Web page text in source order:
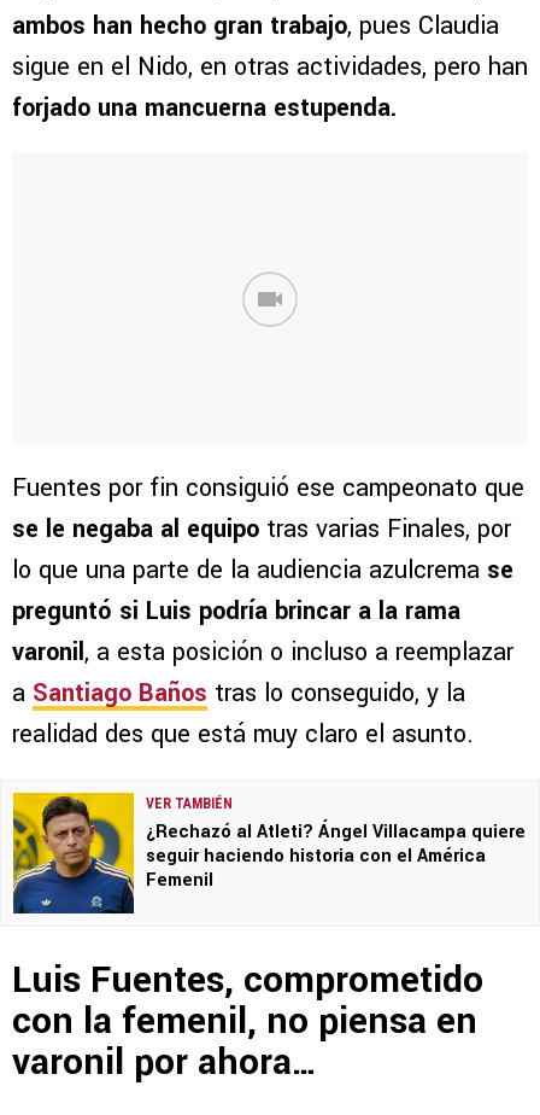
ambos han hecho gran trabajo, pues Claudia
sigue en el Nido, en otras actividades, pero han
forjado una mancuerna estupenda.
Fuentes por fin consiguió ese campeonato que
se le negaba al equipo tras varias Finales, por
lo que una parte de la audiencia azulcrema se
preguntó si Luis podría brincar a la rama
varonil, a esta posición o incluso a reemplazar
a Santiago Baños tras lo conseguido, y la
realidad des que está muy claro el asunto.
VER TAMBIÉN
¿Rechazó al Atleti? Ángel Villacampa quiere
seguir haciendo historia con el América
Femenil
Luis Fuentes, comprometido
con la femenil, no piensa en
varonil por ahora…